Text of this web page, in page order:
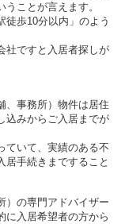
ことが言えます。
徒歩10分以内」のよう
社ですと入居者探しが
、事務所）物件は居住
込みからご入居までが
ていて、実績のある不
居手続きまですること
）の専門アドバイザー
に入居希望者の方から